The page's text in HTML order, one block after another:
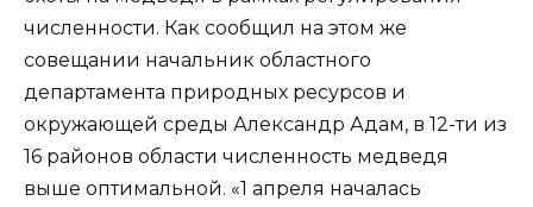
численности. Как сообщил на этом же
совещании начальник областного
департамента природных ресурсов и
окружающей среды Александр Адам, в 12-ти из
16 районов области численность медведя
выше оптимальной. «1 апреля началась